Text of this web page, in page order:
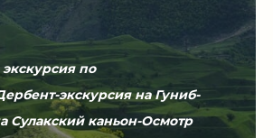
по
экскурсия на Гуниб-
Сулакский каньон-Осмотр